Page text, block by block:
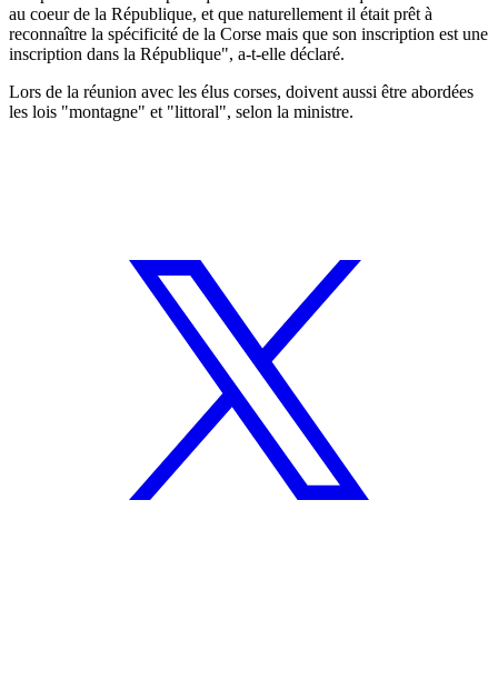
au coeur de la République, et que naturellement il était prêt à
reconnaître la spécificité de la Corse mais que son inscription est une
inscription dans la République", a-t-elle déclaré.
Lors de la réunion avec les élus corses, doivent aussi être abordées
les lois "montagne" et "littoral", selon la ministre.